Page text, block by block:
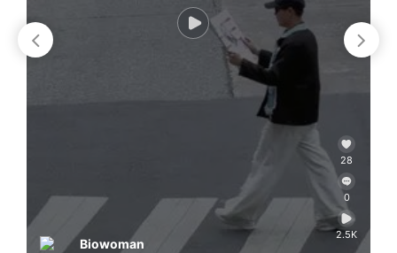
28
0
2.5K
Biowoman